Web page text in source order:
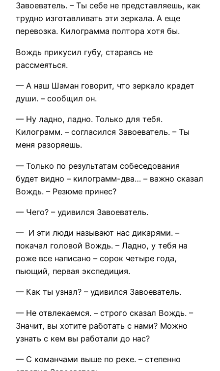
Завоеватель. – Ты себе не представляешь, как
трудно изготавливать эти зеркала. А еще
перевозка. Килограмма полтора хотя бы.
Вождь прикусил губу, стараясь не
рассмеяться.
— А наш Шаман говорит, что зеркало крадет
души. – сообщил он.
— Ну ладно, ладно. Только для тебя.
Килограмм. – согласился Завоеватель. – Ты
меня разоряешь.
— Только по результатам собеседования
будет видно – килограмм-два… – важно сказал
Вождь. – Резюме принес?
— Чего? – удивился Завоеватель.
— И эти люди называют нас дикарями. –
покачал головой Вождь. – Ладно, у тебя на
роже все написано – сорок четыре года,
пьющий, первая экспедиция.
— Как ты узнал? – удивился Завоеватель.
— Не отвлекаемся. – строго сказал Вождь. –
Значит, вы хотите работать с нами? Можно
узнать с кем вы работали до нас?
— С команчами выше по реке. – степенно